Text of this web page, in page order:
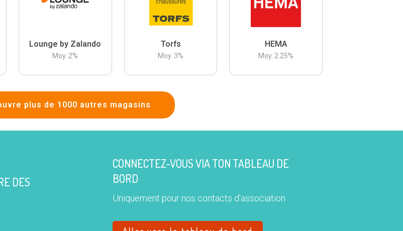
Lounge by Zalando
Moy. 2%
Torfs
Moy. 3%
HEMA
Moy. 2.25%
plus de 1000 autres magasins
DES
CONNECTEZ-VOUS VIA TON TABLEAU DE
BORD
Uniquement pour nos contacts d'association